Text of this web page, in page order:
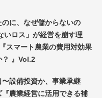
に、なぜ儲からないの
いロス」が経営を崩す理
スマート農業の費用対効果
？ 』Vol.2
設備投資か、事業承継
農業経営に活用できる補